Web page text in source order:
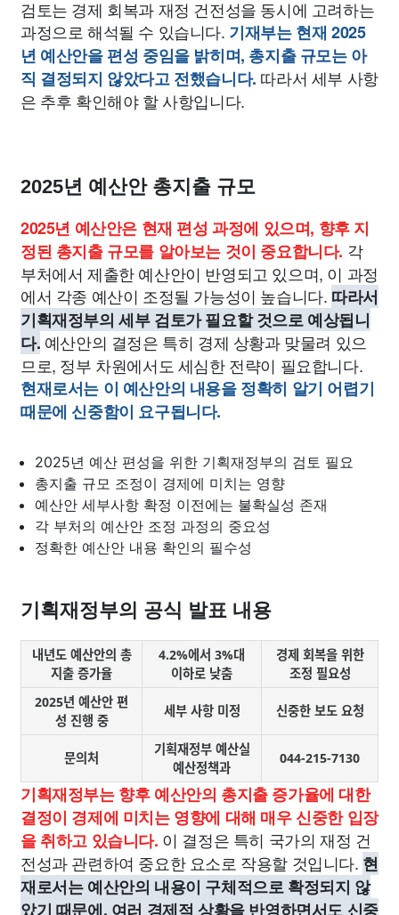
검토는 경제 회복과 재정 건전성을 동시에 고려하는
과정으로 해석될 수 있습니다. 기재부는 현재 2025
년 예산안을 편성 중임을 밝히며, 총지출 규모는 아
직 결정되지 않았다고 전했습니다. 따라서 세부 사항
은 추후 확인해야 할 사항입니다.
2025년 예산안 총지출 규모
2025년 예산안은 현재 편성 과정에 있으며, 향후 지
정된 총지출 규모를 알아보는 것이 중요합니다. 각
부처에서 제출한 예산안이 반영되고 있으며, 이 과정
에서 각종 예산이 조정될 가능성이 높습니다. 따라서
기획재정부의 세부 검토가 필요할 것으로 예상됩니
다. 예산안의 결정은 특히 경제 상황과 맞물려 있으
므로, 정부 차원에서도 세심한 전략이 필요합니다.
현재로서는 이 예산안의 내용을 정확히 알기 어렵기
때문에 신중함이 요구됩니다.
2025년 예산 편성을 위한 기획재정부의 검토 필요
총지출 규모 조정이 경제에 미치는 영향
예산안 세부사항 확정 이전에는 불확실성 존재
각 부처의 예산안 조정 과정의 중요성
정확한 예산안 내용 확인의 필수성
기획재정부의 공식 발표 내용
내년도 예산안의 총
지출 증가율
4.2%에서 3%대
이하로 낮춤
경제 회복을 위한
조정 필요성
2025년 예산안 편
성 진행 중
세부 사항 미정 신중한 보도 요청
문의처
기획재정부 예산실
예산정책과
044-215-7130
기획재정부는 향후 예산안의 총지출 증가율에 대한
결정이 경제에 미치는 영향에 대해 매우 신중한 입장
을 취하고 있습니다. 이 결정은 특히 국가의 재정 건
전성과 관련하여 중요한 요소로 작용할 것입니다. 현
재로서는 예산안의 내용이 구체적으로 확정되지 않
았기 때문에, 여러 경제적 상황을 반영하면서도 신중